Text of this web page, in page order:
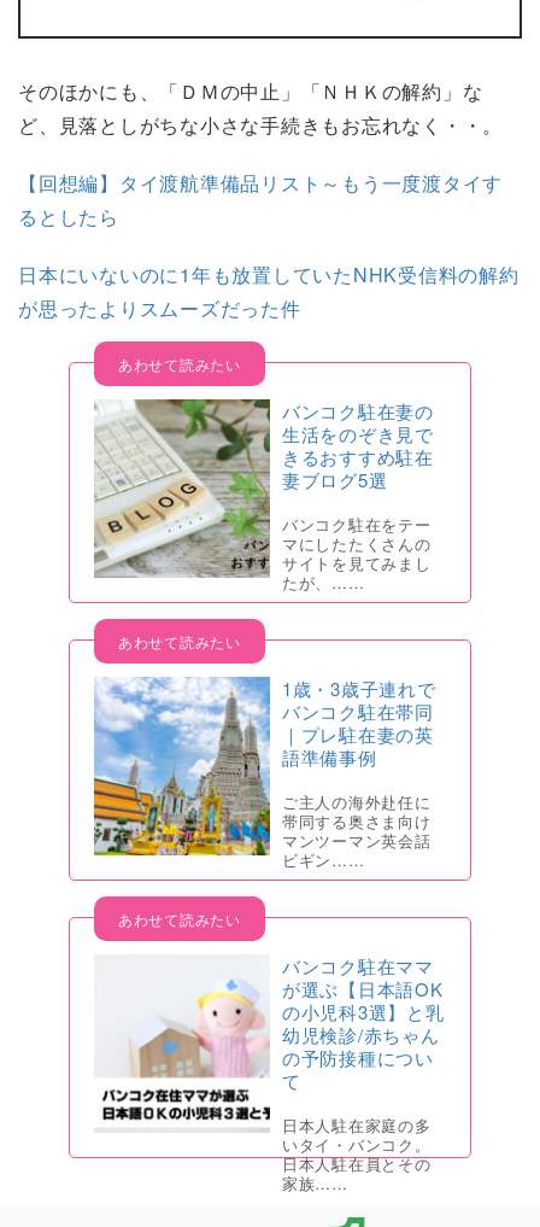
そのほかにも、「ＤＭの中止」「ＮＨＫの解約」な
ど、見落としがちな小さな手続きもお忘れなく・・。
【回想編】タイ渡航準備品リスト～もう一度渡タイす
るとしたら
日本にいないのに1年も放置していたNHK受信料の解約
が思ったよりスムーズだった件
バンコク駐在妻の
生活をのぞき見で
きるおすすめ駐在
妻ブログ5選
バンコク駐在をテー
マにしたたくさんの
サイトを見てみまし
たが、……
1歳・3歳子連れで
バンコク駐在帯同
｜プレ駐在妻の英
語準備事例
ご主人の海外赴任に
帯同する奥さま向け
マンツーマン英会話
ビギン……
バンコク駐在ママ
が選ぶ【日本語OK
の小児科3選】と乳
幼児検診/赤ちゃん
の予防接種につい
て
日本人駐在家庭の多
いタイ・バンコク。
日本人駐在員とその
家族……